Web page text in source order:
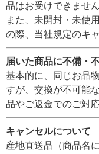
品はお受けできません
また、未開封・未使
の際、当社規定のキ
届いた商品に不備・
基本的に、同じお品
すが、交換が不可能
品やご返金でのご対
キャンセルについて
産地直送品（商品名